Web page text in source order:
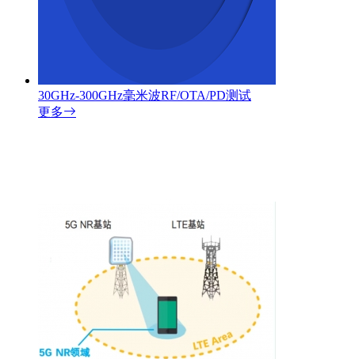
30GHz-300GHz毫米波RF/OTA/PD测试
更多